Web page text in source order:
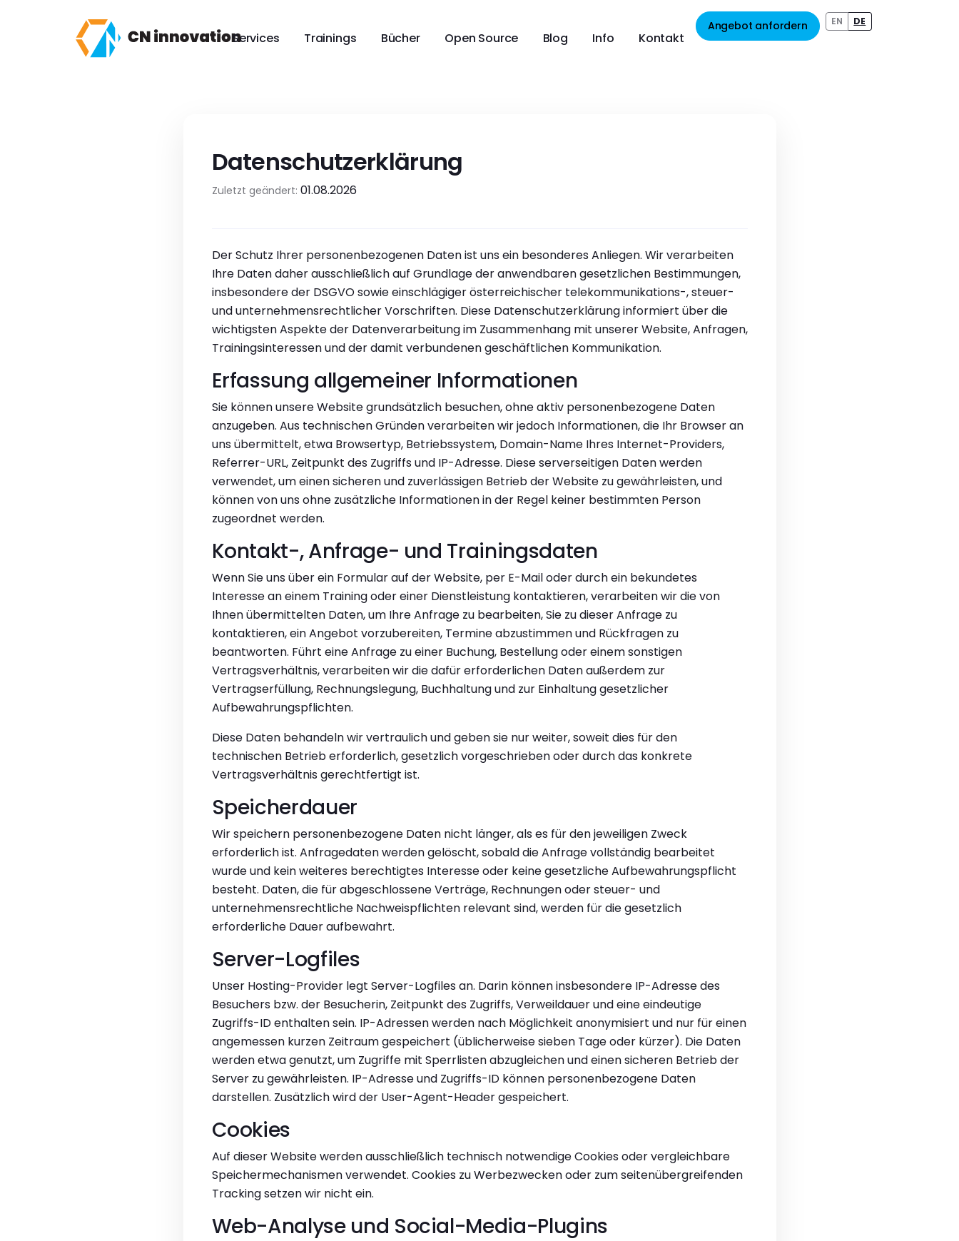
CN innovation
Services Trainings Bücher Open Source Blog Info Kontakt
Angebot anfordern EN DE
Datenschutzerklärung
Zuletzt geändert: 01.08.2026
Der Schutz Ihrer personenbezogenen Daten ist uns ein besonderes Anliegen. Wir verarbeiten
Ihre Daten daher ausschließlich auf Grundlage der anwendbaren gesetzlichen Bestimmungen,
insbesondere der DSGVO sowie einschlägiger österreichischer telekommunikations-, steuer-
und unternehmensrechtlicher Vorschriften. Diese Datenschutzerklärung informiert über die
wichtigsten Aspekte der Datenverarbeitung im Zusammenhang mit unserer Website, Anfragen,
Trainingsinteressen und der damit verbundenen geschäftlichen Kommunikation.
Erfassung allgemeiner Informationen
Sie können unsere Website grundsätzlich besuchen, ohne aktiv personenbezogene Daten
anzugeben. Aus technischen Gründen verarbeiten wir jedoch Informationen, die Ihr Browser an
uns übermittelt, etwa Browsertyp, Betriebssystem, Domain-Name Ihres Internet-Providers,
Referrer-URL, Zeitpunkt des Zugriffs und IP-Adresse. Diese serverseitigen Daten werden
verwendet, um einen sicheren und zuverlässigen Betrieb der Website zu gewährleisten, und
können von uns ohne zusätzliche Informationen in der Regel keiner bestimmten Person
zugeordnet werden.
Kontakt-, Anfrage- und Trainingsdaten
Wenn Sie uns über ein Formular auf der Website, per E-Mail oder durch ein bekundetes
Interesse an einem Training oder einer Dienstleistung kontaktieren, verarbeiten wir die von
Ihnen übermittelten Daten, um Ihre Anfrage zu bearbeiten, Sie zu dieser Anfrage zu
kontaktieren, ein Angebot vorzubereiten, Termine abzustimmen und Rückfragen zu
beantworten. Führt eine Anfrage zu einer Buchung, Bestellung oder einem sonstigen
Vertragsverhältnis, verarbeiten wir die dafür erforderlichen Daten außerdem zur
Vertragserfüllung, Rechnungslegung, Buchhaltung und zur Einhaltung gesetzlicher
Aufbewahrungspflichten.
Diese Daten behandeln wir vertraulich und geben sie nur weiter, soweit dies für den
technischen Betrieb erforderlich, gesetzlich vorgeschrieben oder durch das konkrete
Vertragsverhältnis gerechtfertigt ist.
Speicherdauer
Wir speichern personenbezogene Daten nicht länger, als es für den jeweiligen Zweck
erforderlich ist. Anfragedaten werden gelöscht, sobald die Anfrage vollständig bearbeitet
wurde und kein weiteres berechtigtes Interesse oder keine gesetzliche Aufbewahrungspflicht
besteht. Daten, die für abgeschlossene Verträge, Rechnungen oder steuer- und
unternehmensrechtliche Nachweispflichten relevant sind, werden für die gesetzlich
erforderliche Dauer aufbewahrt.
Server-Logfiles
Unser Hosting-Provider legt Server-Logfiles an. Darin können insbesondere IP-Adresse des
Besuchers bzw. der Besucherin, Zeitpunkt des Zugriffs, Verweildauer und eine eindeutige
Zugriffs-ID enthalten sein. IP-Adressen werden nach Möglichkeit anonymisiert und nur für einen
angemessen kurzen Zeitraum gespeichert (üblicherweise sieben Tage oder kürzer). Die Daten
werden etwa genutzt, um Zugriffe mit Sperrlisten abzugleichen und einen sicheren Betrieb der
Server zu gewährleisten. IP-Adresse und Zugriffs-ID können personenbezogene Daten
darstellen. Zusätzlich wird der User-Agent-Header gespeichert.
Cookies
Auf dieser Website werden ausschließlich technisch notwendige Cookies oder vergleichbare
Speichermechanismen verwendet. Cookies zu Werbezwecken oder zum seitenübergreifenden
Tracking setzen wir nicht ein.
Web-Analyse und Social-Media-Plugins